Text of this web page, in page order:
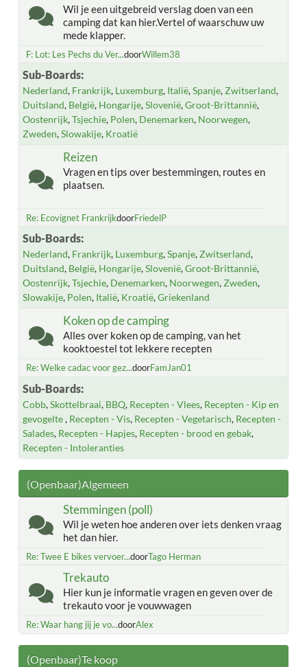
Wil je een uitgebreid verslag doen van een
camping dat kan hier.Vertel of waarschuw uw
mede klapper.
F: Lot: Les Pechs du Ver...doorWillem38
Sub-Boards
Nederland Frankrijk Luxemburg Italië Spanje Zwitserland
Duitsland België Hongarije Slovenië Groot-Brittannië
Oostenrijk Tsjechie Polen Denemarken Noorwegen
Zweden Slowakije Kroatië
Reizen
Vragen en tips over bestemmingen, routes en
plaatsen.
Re: Ecovignet FrankrijkdoorFriedelP
Sub-Boards
Nederland Frankrijk Luxemburg Spanje Zwitserland
Duitsland België Hongarije Slovenië Groot-Brittannië
Oostenrijk Tsjechie Denemarken Noorwegen Zweden
Slowakije Polen Italië Kroatië Griekenland
Koken op de camping
Alles over koken op de camping, van het
kooktoestel tot lekkere recepten
Re: Welke cadac voor gez...doorFamJan01
Sub-Boards
Cobb Skottelbraai BBQ Recepten - Vlees Recepten - Kip en
gevogelte Recepten - Vis Recepten - Vegetarisch Recepten -
Salades Recepten - Hapjes Recepten - brood en gebak
Recepten - Intoleranties
(Openbaar)Algemeen
Stemmingen (poll)
Wil je weten hoe anderen over iets denken vraag
het dan hier.
Re: Twee E bikes vervoer...doorTago Herman
Trekauto
Hier kun je informatie vragen en geven over de
trekauto voor je vouwwagen
Re: Waar hang jij je vo...doorAlex
(Openbaar)Te koop